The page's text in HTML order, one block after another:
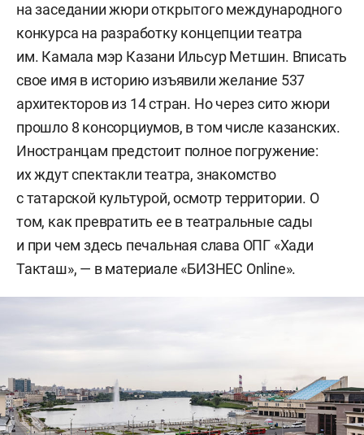
на заседании жюри открытого международного
конкурса на разработку концепции театра
им. Камала мэр Казани Ильсур Метшин. Вписать
свое имя в историю изъявили желание 537
архитекторов из 14 стран. Но через сито жюри
прошло 8 консорциумов, в том числе казанских.
Иностранцам предстоит полное погружение:
их ждут спектакли театра, знакомство
с татарской культурой, осмотр территории. О
том, как превратить ее в театральные сады
и при чем здесь печальная слава ОПГ «Хади
Такташ», — в материале «БИЗНЕС Online».